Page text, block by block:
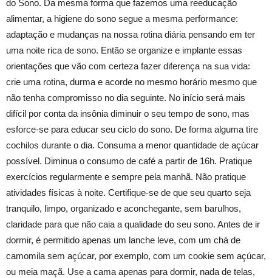
do Sono. Da mesma forma que fazemos uma reeducação
alimentar, a higiene do sono segue a mesma performance:
adaptação e mudanças na nossa rotina diária pensando em ter
uma noite rica de sono. Então se organize e implante essas
orientações que vão com certeza fazer diferença na sua vida:
crie uma rotina, durma e acorde no mesmo horário mesmo que
não tenha compromisso no dia seguinte. No início será mais
difícil por conta da insônia diminuir o seu tempo de sono, mas
esforce-se para educar seu ciclo do sono. De forma alguma tire
cochilos durante o dia. Consuma a menor quantidade de açúcar
possível. Diminua o consumo de café a partir de 16h. Pratique
exercícios regularmente e sempre pela manhã. Não pratique
atividades físicas à noite. Certifique-se de que seu quarto seja
tranquilo, limpo, organizado e aconchegante, sem barulhos,
claridade para que não caia a qualidade do seu sono. Antes de ir
dormir, é permitido apenas um lanche leve, com um chá de
camomila sem açúcar, por exemplo, com um cookie sem açúcar,
ou meia maçã. Use a cama apenas para dormir, nada de telas,